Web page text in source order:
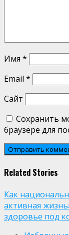
Имя *
Email *
Сайт
Сохранить
браузере для
Related Stories
Как
активная
здоровье под